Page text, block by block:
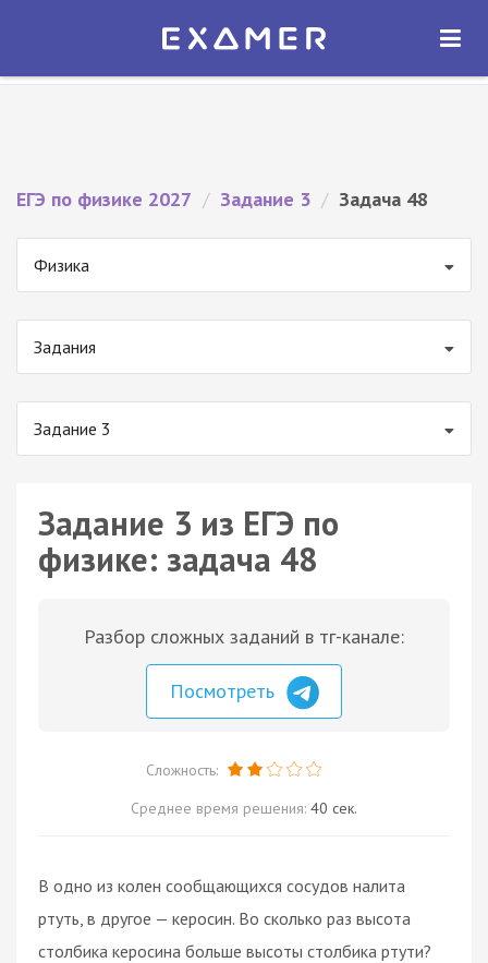
Экзамер — ЕГЭ 2027
ОТКРЫТЬ
ЕГЭ по физике 2027 / Задание 3 / Задача 48
Физика
Задания
Задание 3
Задание 3 из ЕГЭ по
физике: задача 48
Разбор сложных заданий в тг-канале:
Посмотреть
Сложность:
Среднее время решения: 40 сек.
В одно из колен сообщающихся сосудов налита
ртуть, в другое — керосин. Во сколько раз высота
столбика керосина больше высоты столбика ртути?